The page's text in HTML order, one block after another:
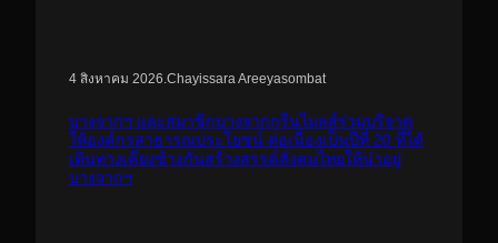
4 สิงหาคม 2026.Chayissara Areeyasombat
บางจากฯ และสมาชิกบางจากกรีนไมลส์ร่วมบริจาค
ให้องค์กรสาธารณประโยชน์ ต่อเนื่องเป็นปีที่ 20 ที่ได้
เดินทางเคียงข้างกันสร้างสรรค์สังคมไทยให้น่าอยู่
บางจากฯ